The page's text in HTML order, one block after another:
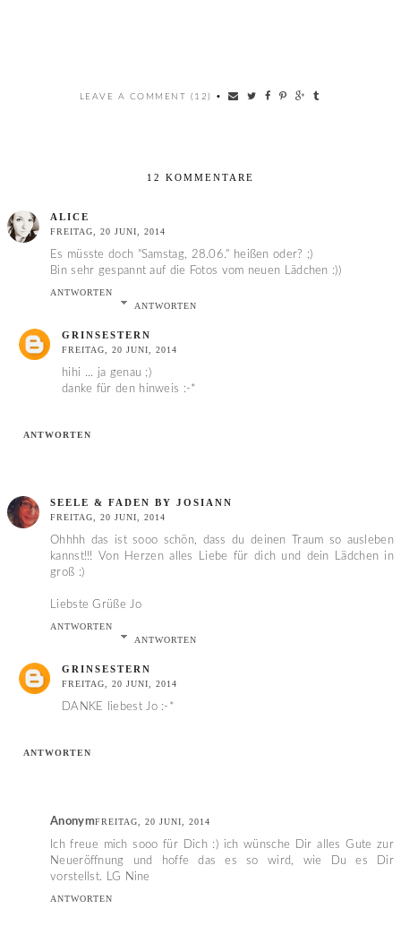
LEAVE A COMMENT (12) •
12 KOMMENTARE
ALICE
FREITAG, 20 JUNI, 2014
Es müsste doch "Samstag, 28.06." heißen oder? ;)
Bin sehr gespannt auf die Fotos vom neuen Lädchen :))
ANTWORTEN
ANTWORTEN
GRINSESTERN
FREITAG, 20 JUNI, 2014
hihi ... ja genau ;)
danke für den hinweis :-*
ANTWORTEN
SEELE & FADEN BY JOSIANN
FREITAG, 20 JUNI, 2014
Ohhhh das ist sooo schön, dass du deinen Traum so ausleben
kannst!!! Von Herzen alles Liebe für dich und dein Lädchen in
groß :)
Liebste Grüße Jo
ANTWORTEN
ANTWORTEN
GRINSESTERN
FREITAG, 20 JUNI, 2014
DANKE liebest Jo :-*
ANTWORTEN
AnonymFREITAG, 20 JUNI, 2014
Ich freue mich sooo für Dich :) ich wünsche Dir alles Gute zur
Neueröffnung und hoffe das es so wird, wie Du es Dir
vorstellst. LG Nine
ANTWORTEN